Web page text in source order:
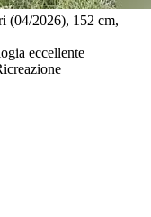
(04/2026), 152 cm,
eccellente